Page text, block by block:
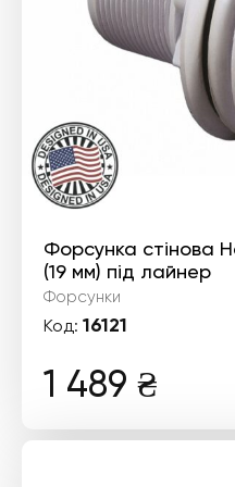
Форсунка стінова
(19 мм) під лайнер
Форсунки
Код: 16121
1 489 ₴